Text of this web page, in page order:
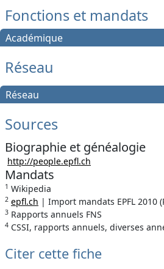
Fonctions et mandats
Académique
Réseau
Réseau
Sources
Biographie et généalogie
http://people.epfl.ch
Mandats
1 Wikipedia
2 epfl.ch | Import mandats EPFL 2010
3 Rapports annuels FNS
4 CSSI, rapports annuels, diverses
Citer cette fiche